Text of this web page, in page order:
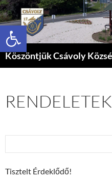
Eszköztár megnyitása
Keresés
RENDELETEK
Tisztelt Érdeklődő!